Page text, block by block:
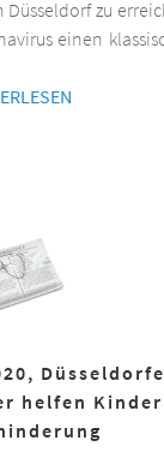
zu
einen
helfen